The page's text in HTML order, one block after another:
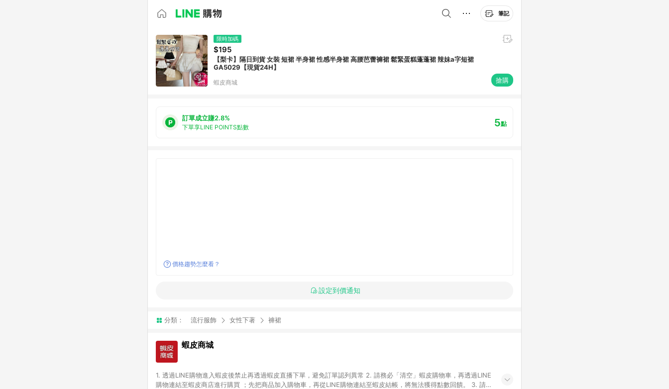
筆記
限時加碼
$195
【梨卡】隔日到貨 女裝 短裙 半身裙 性感半身裙 高腰芭蕾褲裙 鬆緊蛋糕蓬蓬裙 辣妹a字短裙
GA5029【現貨24H】
蝦皮商城 搶購
訂單成立賺2.8%
下單享LINE POINTS點數 5點
價格趨勢怎麼看？
設定到價通知
分類： 流行服飾 女性下著 褲裙
蝦皮商城
1. 透過LINE購物進入蝦皮後禁止再透過蝦皮直播下單，避免訂單認列異常 2. 請務必「清空」蝦皮購物車，再透過LINE
購物連結至蝦皮商店進行購買 ；先把商品加入購物車，再從LINE購物連結至蝦皮結帳，將無法獲得點數回饋。 3. 請避